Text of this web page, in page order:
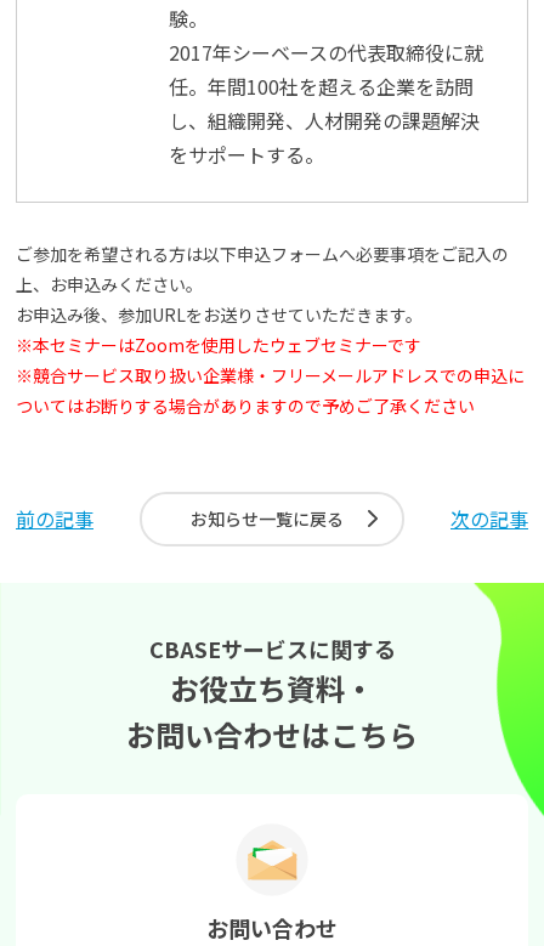
験。
2017年シーベースの代表取締役に就
任。年間100社を超える企業を訪問
し、組織開発、人材開発の課題解決
をサポートする。
ご参加を希望される方は以下申込フォームへ必要事項をご記入の
上、お申込みください。
お申込み後、参加URLをお送りさせていただきます。
※本セミナーはZoomを使用したウェブセミナーです
※競合サービス取り扱い企業様・フリーメールアドレスでの申込に
ついてはお断りする場合がありますので予めご了承ください
前の記事 お知らせ一覧に戻る 次の記事
CBASEサービスに関する
お役立ち資料・
お問い合わせはこちら
お問い合わせ